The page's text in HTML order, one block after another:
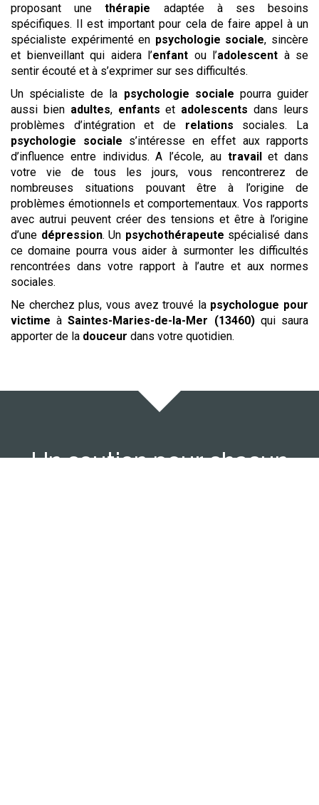
proposant unethérapie adaptée à ses besoins
spécifiques. Il est important pour cela de faire appel à un
spécialiste expérimenté en psychologie sociale, sincère
et bienveillant qui aidera l’enfant ou l’adolescent à se
sentir écouté et à s’exprimer sur ses difficultés.
Un spécialiste de la psychologie sociale pourra guider
aussi bien adultes, enfantset adolescents dans leurs
problèmes d’intégration et de relations sociales. La
psychologie sociale s’intéresse en effet aux rapports
d’influence entre individus. A l’école, au travailet dans
votre vie de tous les jours, vous rencontrerez de
nombreuses situations pouvant être à l’origine de
problèmes émotionnels et comportementaux. Vos rapports
avec autrui peuvent créer des tensions et être à l’origine
d’une dépression. Un psychothérapeute spécialisé dans
ce domaine pourra vous aider à surmonter les difficultés
rencontrées dans votre rapport à l’autre et aux normes
sociales.
Ne cherchez plus, vous avez trouvé la psychologue pour
victime àSaintes-Maries-de-la-Mer (13460) qui saura
apporter de la douceur dans votre quotidien.
Un soutien pour chacun